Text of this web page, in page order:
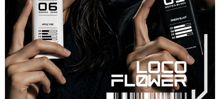
트레이드
판매
구매
나눔
거래후기
즐겨찾기